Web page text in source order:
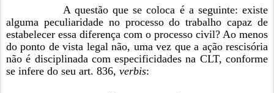
A questão que se coloca é a seguinte: existe
alguma peculiaridade no processo do trabalho capaz de
estabelecer essa diferença com o processo civil? Ao menos
do ponto de vista legal não, uma vez que a ação rescisória
não é disciplinada com especificidades na CLT, conforme
se infere do seu art. 836, verbis: